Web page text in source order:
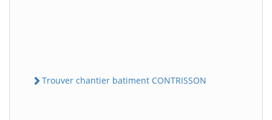
Trouver chantier batiment CONTRISSON